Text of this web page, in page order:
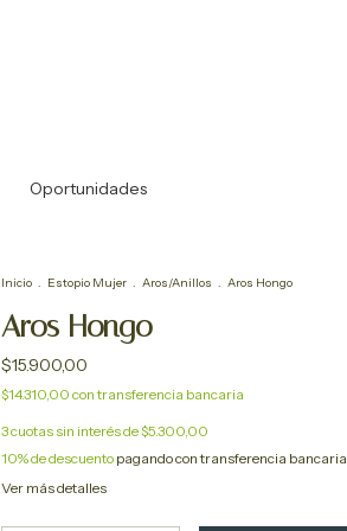
Oportunidades
Inicio . Estopio Mujer . Aros/Anillos . Aros Hongo
Aros Hongo
$15.900,00
$14.310,00 contransferencia bancaria
3cuotas sin interés de$5.300,00
10% de descuentopagando con transferencia bancaria
Ver más detalles